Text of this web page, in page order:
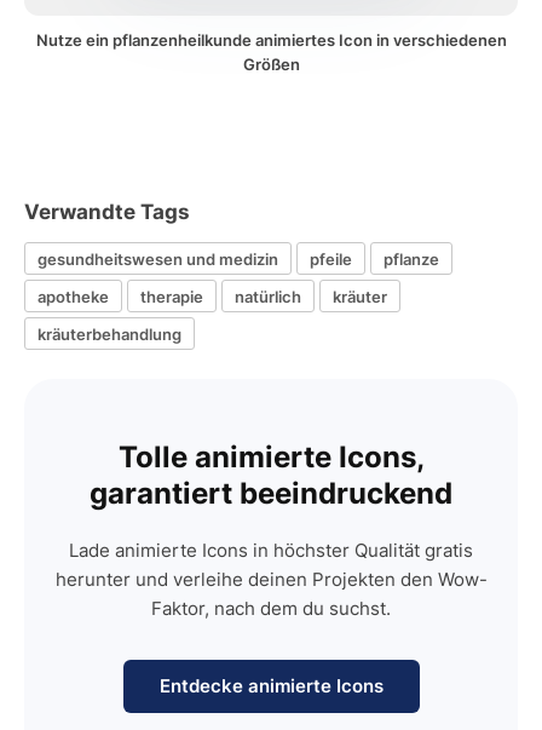
Nutze ein pflanzenheilkunde animiertes Icon in verschiedenen
Größen
Verwandte Tags
gesundheitswesen und medizin pfeile
pflanze
apotheke
therapie natürlich
kräuter
kräuterbehandlung
Tolle animierte Icons,
garantiert beeindruckend
Lade animierte Icons in höchster Qualität gratis
herunter und verleihe deinen Projekten den Wow-
Faktor, nach dem du suchst.
Entdecke animierte Icons